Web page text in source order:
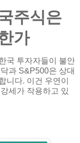
주식은
가
국 투자자들이 불안
과 S&P500은 상대
니다. 이건 우연이
세가 작용하고 있